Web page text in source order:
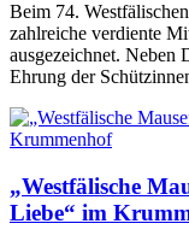
Beim 74.
zahlreiche verdiente
ausgezeichnet. Neben
Ehrung der
„Westfälische
Liebe“ im